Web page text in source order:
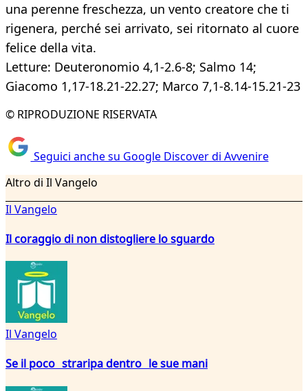
una perenne freschezza, un vento creatore che ti
rigenera, perché sei arrivato, sei ritornato al cuore
felice della vita.
Letture: Deuteronomio 4,1-2.6-8; Salmo 14;
Giacomo 1,17-18.21-22.27; Marco 7,1-8.14-15.21-23
© RIPRODUZIONE RISERVATA
Seguici anche su Google Discover di Avvenire
Altro di Il Vangelo
Il Vangelo
Il coraggio di non distogliere lo sguardo
Il Vangelo
Se il poco straripa dentro le sue mani